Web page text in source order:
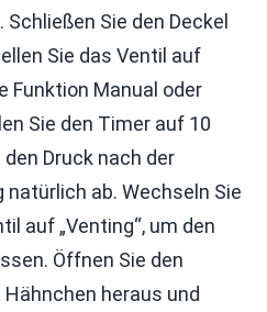
Sie den Deckel
Sie das Ventil auf
Funktion Manual oder
Sie den Timer auf 10
Druck nach der
ab. Wechseln Sie
auf „Venting“, um den
Öffnen Sie den
Hähnchen heraus und